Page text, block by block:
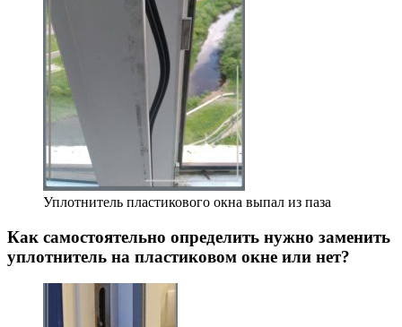
Уплотнитель пластикового окна выпал из паза
Как самостоятельно определить нужно заменить
уплотнитель на пластиковом окне или нет?